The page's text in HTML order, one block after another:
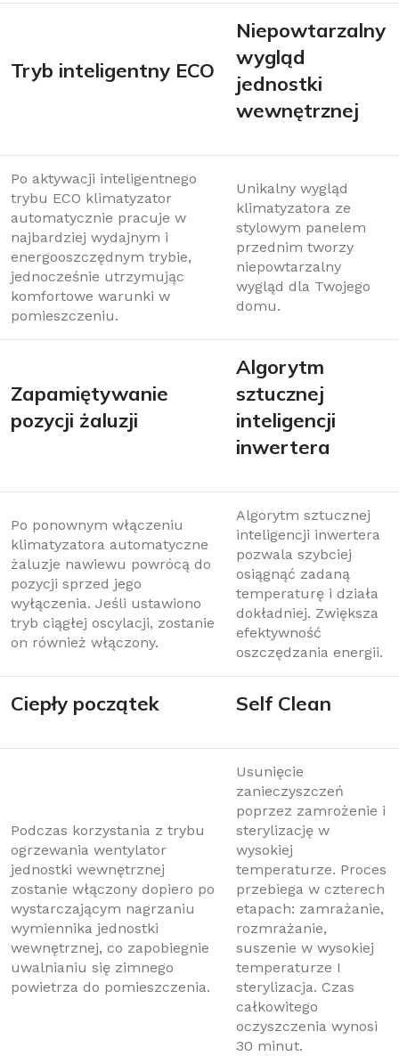
Tryb inteligentny ECO
Niepowtarzalny
wygląd
jednostki
wewnętrznej
Po aktywacji inteligentnego
trybu ECO klimatyzator
automatycznie pracuje w
najbardziej wydajnym i
energooszczędnym trybie,
jednocześnie utrzymując
komfortowe warunki w
pomieszczeniu.
Unikalny wygląd
klimatyzatora ze
stylowym panelem
przednim tworzy
niepowtarzalny
wygląd dla Twojego
domu.
Zapamiętywanie
pozycji żaluzji
Algorytm
sztucznej
inteligencji
inwertera
Po ponownym włączeniu
klimatyzatora automatyczne
żaluzje nawiewu powrócą do
pozycji sprzed jego
wyłączenia. Jeśli ustawiono
tryb ciągłej oscylacji, zostanie
on również włączony.
Algorytm sztucznej
inteligencji inwertera
pozwala szybciej
osiągnąć zadaną
temperaturę i działa
dokładniej. Zwiększa
efektywność
oszczędzania energii.
Ciepły początek Self Clean
Podczas korzystania z trybu
ogrzewania wentylator
jednostki wewnętrznej
zostanie włączony dopiero po
wystarczającym nagrzaniu
wymiennika jednostki
wewnętrznej, co zapobiegnie
uwalnianiu się zimnego
powietrza do pomieszczenia.
Usunięcie
zanieczyszczeń
poprzez zamrożenie i
sterylizację w
wysokiej
temperaturze. Proces
przebiega w czterech
etapach: zamrażanie,
rozmrażanie,
suszenie w wysokiej
temperaturze I
sterylizacja. Czas
całkowitego
oczyszczenia wynosi
30 minut.